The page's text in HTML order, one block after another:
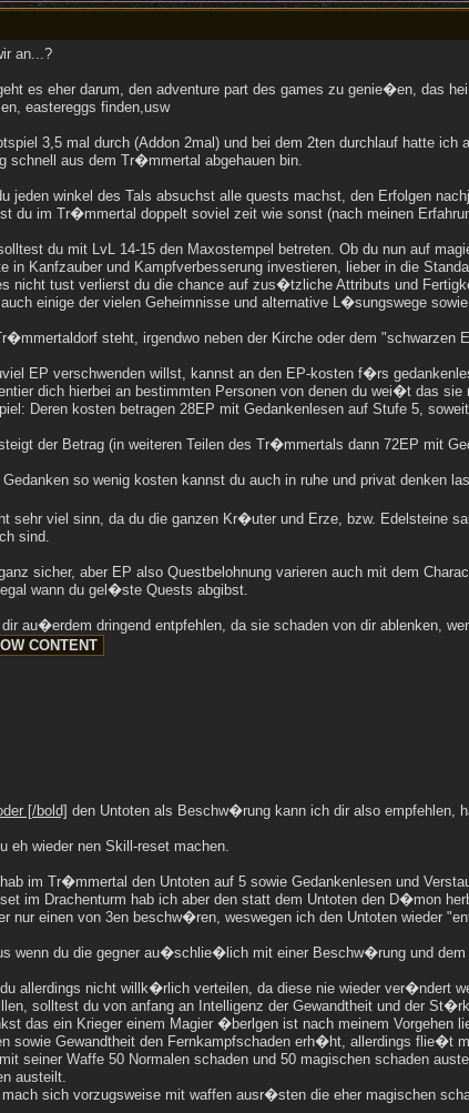
an...?
es eher darum, den adventure part des games zu genie�en, das
eastereggs finden,usw
3,5 mal durch (Addon 2mal) und bei dem 2ten durchlauf hatte
schnell aus dem Tr�mmertal abgehauen bin.
jeden winkel des Tals absuchst alle quests machst, den Erfolgen
du im Tr�mmertal doppelt soviel zeit wie sonst (nach meinen
du mit LvL 14-15 den Maxostempel betreten. Ob du nun auf
in Kanfzauber und Kampfverbesserung investieren, lieber in die
nicht tust verlierst du die chance auf zus�tzliche Attributs und
einige der vielen Geheimnisse und alternative L�sungswege
steht, irgendwo neben der Kirche oder dem "schwarzen
EP verschwenden willst, kannst an den EP-kosten f�rs
dich hierbei an bestimmten Personen von denen du wei�t das
Deren kosten betragen 28EP mit Gedankenlesen auf Stufe 5,
der Betrag (in weiteren Teilen des Tr�mmertals dann 72EP mit
so wenig kosten kannst du auch in ruhe und privat denken
sehr viel sinn, da du die ganzen Kr�uter und Erze, bzw. Edelsteine
sind.
sicher, aber EP also Questbelohnung varieren auch mit dem
wann du gel�ste Quests abgibst.
au�erdem dringend entpfehlen, da sie schaden von dir ablenken,
[/bold] den Untoten als Beschw�rung kann ich dir also empfehlen,
eh wieder nen Skill-reset machen.
im Tr�mmertal den Untoten auf 5 sowie Gedankenlesen und
im Drachenturm hab ich aber den statt dem Untoten den D�mon
nur einen von 3en beschw�ren, weswegen ich den Untoten wieder
wenn du die gegner au�schlie�lich mit einer Beschw�rung und
allerdings nicht willk�rlich verteilen, da diese nie wieder ver�ndert
solltest du von anfang an Intelligenz der Gewandtheit und der
das ein Krieger einem Magier �berlgen ist nach meinem
sowie Gewandtheit den Fernkampfschaden erh�ht, allerdings flie�t
seiner Waffe 50 Normalen schaden und 50 magischen schaden
austeilt.
sich vorzugsweise mit waffen ausr�sten die eher magischen